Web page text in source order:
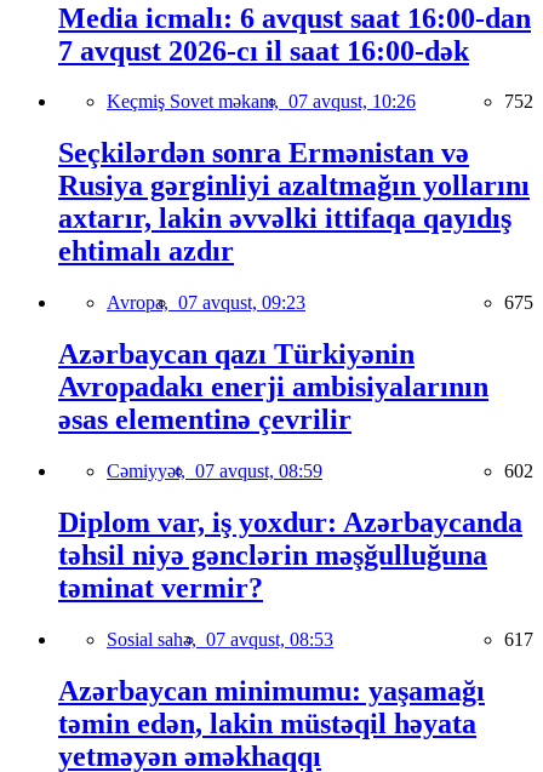
Media icmalı: 6 avqust saat 16:00-dan
7 avqust 2026-cı il saat 16:00-dək
Keçmiş Sovet məkanı, 07 avqust, 10:26 752
Seçkilərdən sonra Ermənistan və
Rusiya gərginliyi azaltmağın yollarını
axtarır, lakin əvvəlki ittifaqa qayıdış
ehtimalı azdır
Avropa, 07 avqust, 09:23 675
Azərbaycan qazı Türkiyənin
Avropadakı enerji ambisiyalarının
əsas elementinə çevrilir
Cəmiyyət, 07 avqust, 08:59 602
Diplom var, iş yoxdur: Azərbaycanda
təhsil niyə gənclərin məşğulluğuna
təminat vermir?
Sosial sahə, 07 avqust, 08:53 617
Azərbaycan minimumu: yaşamağı
təmin edən, lakin müstəqil həyata
yetməyən əməkhaqqı